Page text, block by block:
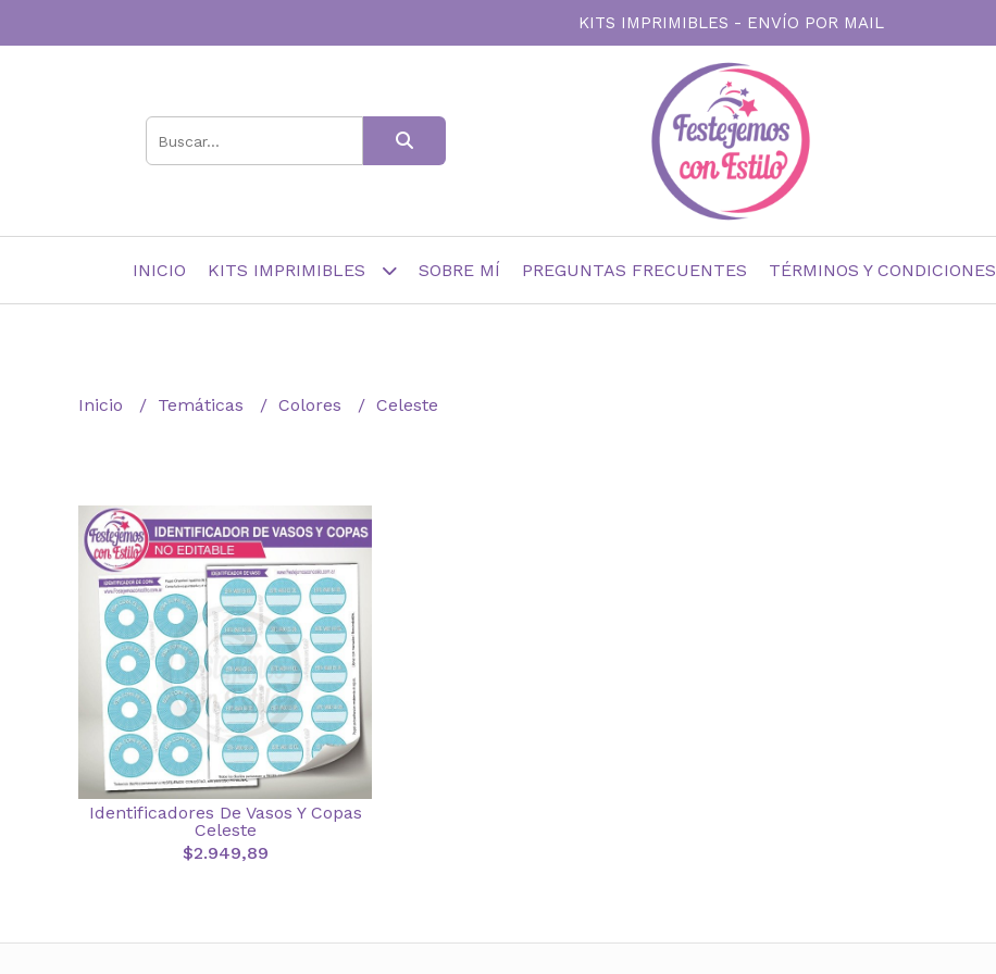
KITS IMPRIMIBLES - ENVÍO POR MAIL
INICIO KITS IMPRIMIBLES SOBRE MÍ PREGUNTAS FRECUENTES TÉRMINOS Y CONDICIONES
Inicio Temáticas Colores Celeste
Identificadores De Vasos Y Copas
Celeste
$2.949,89